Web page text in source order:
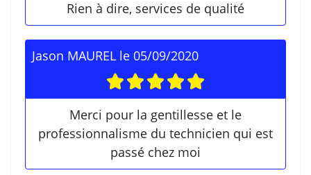
Rien à dire, services de qualité
Jason MAUREL le 05/09/2020
Merci pour la gentillesse et le
professionnalisme du technicien qui est
passé chez moi